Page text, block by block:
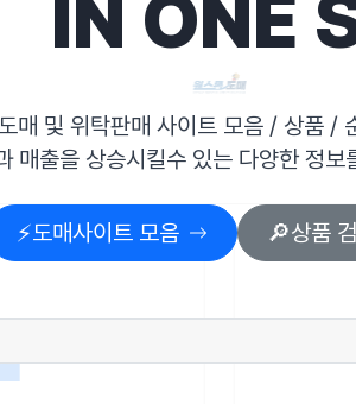
IN ONE
매 및 위탁판매 사이트 모음 / 상품 /
매출을 상승시킬수 있는 다양한 정
⚡️도매사이트 모음 🔎상품